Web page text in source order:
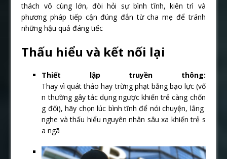
thách vô cùng lớn, đòi hỏi sự bình tĩnh, kiên trì và
phương pháp tiếp cận đúng đắn từ cha mẹ để tránh
những hậu quả đáng tiếc
Thấu hiểu và kết nối lại
Thiết lập truyền thông:
Thay vì quát tháo hay trừng phạt bằng bạo lực (vố
n thường gây tác dụng ngược khiến trẻ càng chốn
g đối), hãy chọn lúc bình tĩnh để nói chuyện, lắng
nghe và thấu hiểu nguyên nhân sâu xa khiến trẻ s
a ngã